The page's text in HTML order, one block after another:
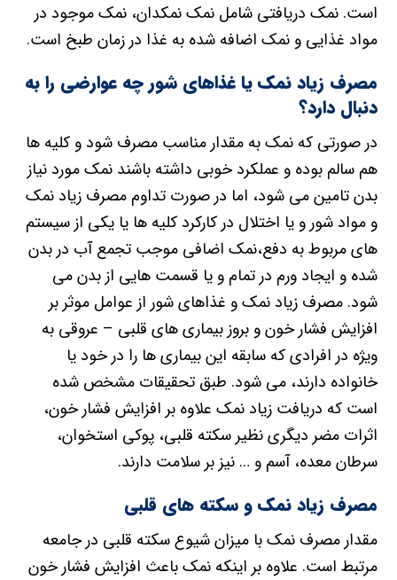
است. نمک دریافتی شامل نمک نمکدان، نمک موجود در
مواد غذایی و نمک اضافه شده به غذا در زمان طبخ است.
مصرف زیاد نمک یا غذاهای شور چه عوارضی را به
دنبال دارد؟
در صورتی که نمک به مقدار مناسب مصرف شود و کلیه ها
هم سالم بوده و عملکرد خوبی داشته باشند نمک مورد نیاز
بدن تامین می شود، اما در صورت تداوم مصرف زیاد نمک
و مواد شور و یا اختلال در کارکرد کلیه ها یا یکی از سیستم
های مربوط به دفع،نمک اضافی موجب تجمع آب در بدن
شده و ایجاد ورم در تمام و یا قسمت هایی از بدن می
شود. مصرف زیاد نمک و غذاهای شور از عوامل موثر بر
افزایش فشار خون و بروز بیماری های قلبی – عروقی به
ویژه در افرادی که سابقه این بیماری ها را در خود یا
خانواده دارند، می شود. طبق تحقیقات مشخص شده
است که دریافت زیاد نمک علاوه بر افزایش فشار خون،
اثرات مضر دیگری نظیر سکته قلبی، پوکی استخوان،
سرطان معده، آسم و … نیز بر سلامت دارند.
مصرف زیاد نمک و سکته های قلبی
مقدار مصرف نمک با میزان شیوع سکته قلبی در جامعه
مرتبط است. علاوه بر اینکه نمک باعث افزایش فشار خون